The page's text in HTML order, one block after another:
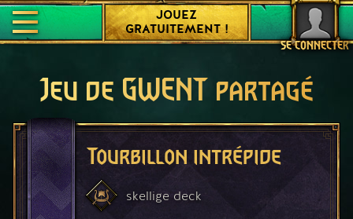
SE CONNECTER
JOUEZ
GRATUITEMENT !
Jeu de GWENT partagé
Tourbillon intrépide
skellige deck